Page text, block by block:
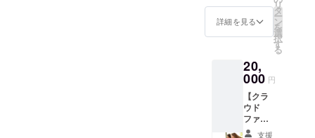
しま
す。ホ
リエモ
ン祭 in
裏舞台
情報満
載で
す。
詳細を見る
リ
タ
ー
ン
を
選
択
す
る
20,
000 円
【クラ
ウド
ファウ
ンディ
支援